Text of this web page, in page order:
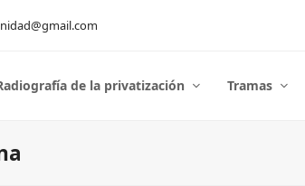
de la privatización Tramas